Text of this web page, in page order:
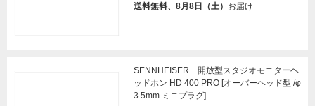
送料無料、8月8日（土） お届け
SENNHEISER 開放型スタジオモニターヘ
ッドホン HD 400 PRO [オーバーヘッド型 /φ
3.5mm ミニプラグ]